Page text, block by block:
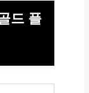
드 플